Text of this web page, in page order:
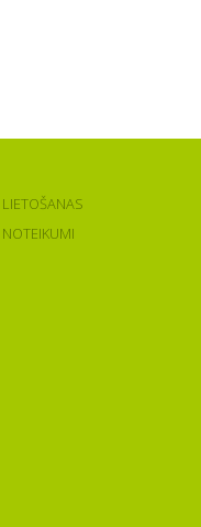
LIETOŠANAS
NOTEIKUMI